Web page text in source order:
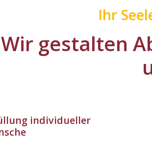
Ihr
Wir gestalten
individueller